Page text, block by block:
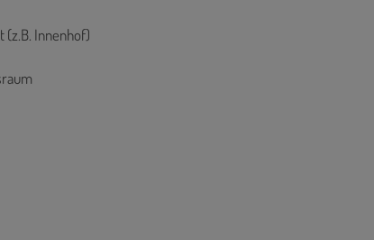
(z.B. Innenhof)